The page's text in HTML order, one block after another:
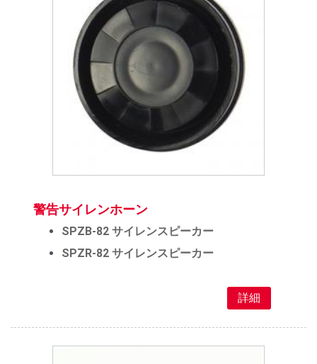
警告サイレンホーン
SPZB-82 サイレンスピーカー
SPZR-82 サイレンスピーカー
詳細